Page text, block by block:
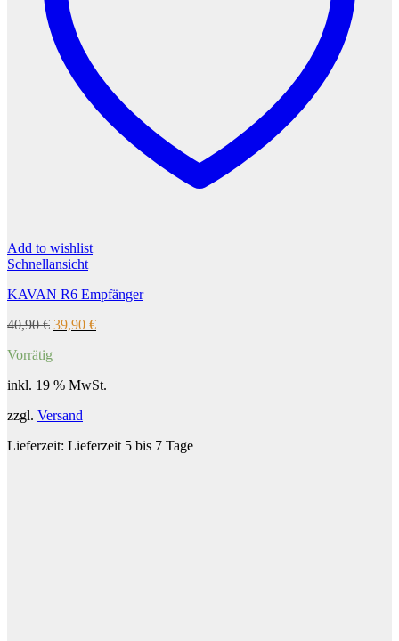
Add to wishlist
Schnellansicht
KAVAN R6 Empfänger
40,90€ Ursprünglicher
39,90 €Aktueller
Vorrätig
inkl. 19 % MwSt.
zzgl. Versand
Lieferzeit: Lieferzeit 5 bis 7 Tage